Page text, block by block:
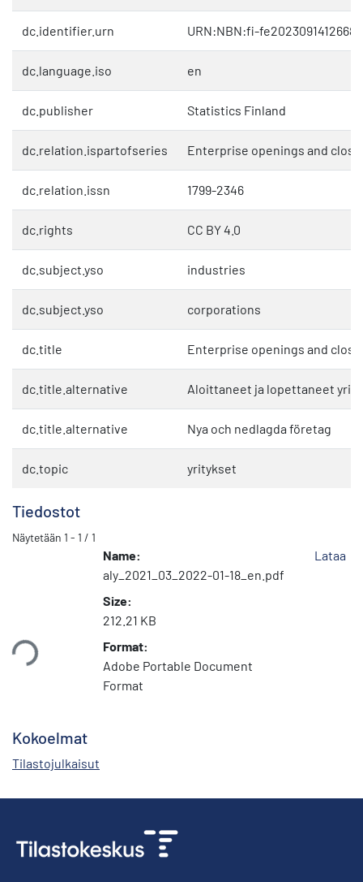
dc.identifier.urn URN:NBN:fi-fe20230914126681
dc.language.iso en
dc.publisher Statistics Finland
dc.relation.ispartofseries Enterprise openings and
dc.relation.issn 1799-2346
dc.rights CC BY 4.0
dc.subject.yso industries
dc.subject.yso corporations
dc.title Enterprise openings and
dc.title.alternative Aloittaneet ja lopettaneet
dc.title.alternative Nya och nedlagda företag
dc.topic yritykset
Tiedostot
Näytetään 1 - 1 / 1
Name:
aly_2021_03_2022-01-18_en.pdf
Size:
212.21 KB
Format:
Adobe Portable Document
Format
Lataa
Kokoelmat
Tilastojulkaisut